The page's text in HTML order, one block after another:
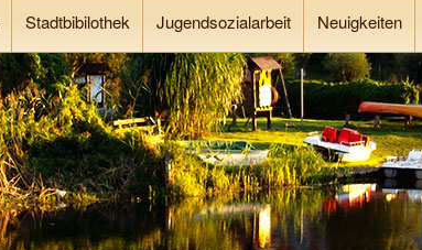
Stadtbibilothek Jugendsozialarbeit Neuigkeiten